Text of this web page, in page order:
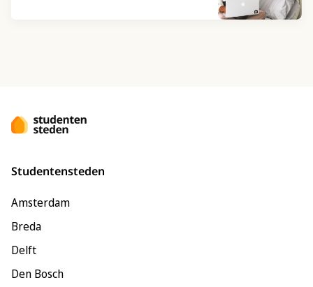
Studentensteden
Amsterdam
Breda
Delft
Den Bosch